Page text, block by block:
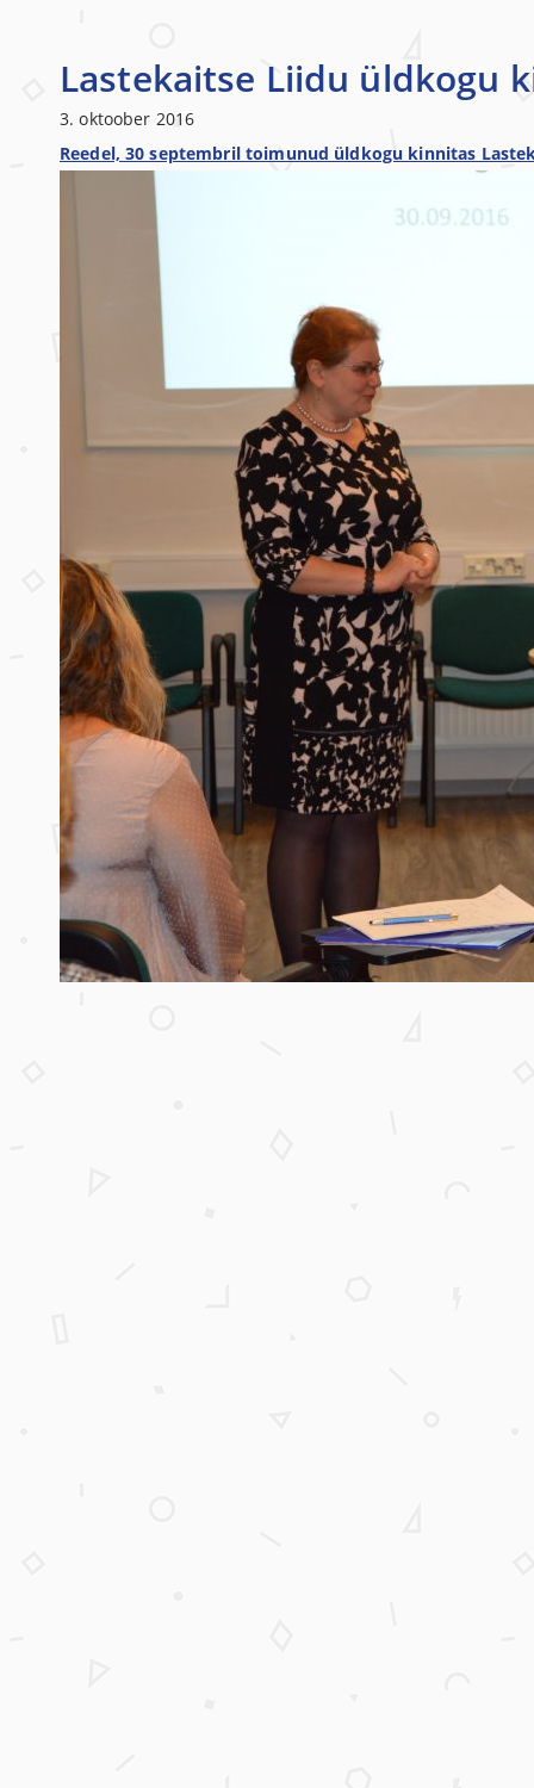
Lastekaitse Liidu üldkogu
3. oktoober 2016
Reedel, 30 septembril toimunud üldkogu kinnitas